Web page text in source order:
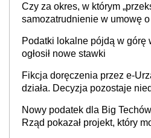
prowadzeniem działalności
Czy za okres, w którym
samozatrudnienie w umowę
cywilnoprawnej jedynym
Podatki lokalne pójdą w górę
ogłosił nowe stawki
Fikcja doręczenia przez e-
działa. Decyzja pozostaje
Nowy podatek dla Big
Rząd pokazał projekt, który